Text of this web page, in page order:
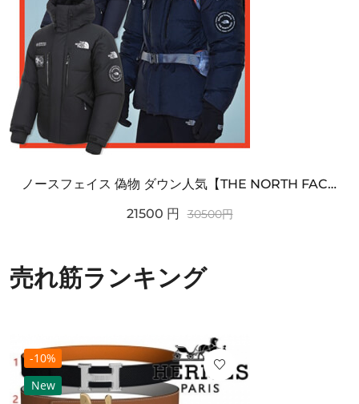
ノースフェイス 偽物 ダウン人気【THE NORTH FACE】M'S 7 SUMMIT HIM...
21500 円 30500円
売れ筋ランキング
-10%
New